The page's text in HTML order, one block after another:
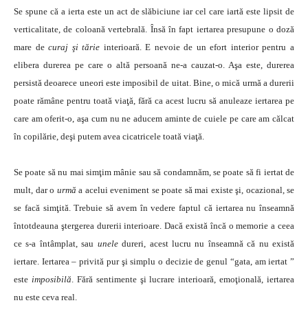
Se spune că a ierta este un act de slăbiciune iar cel care iartă este lipsit de
verticalitate, de coloană vertebrală. Însă în fapt iertarea presupune o doză
mare decuraj şi tărie interioară. E nevoie de un efort interior pentru a
elibera durerea pe care o altă persoană ne-a cauzat-o. Aşa este, durerea
persistă deoarece uneori este imposibil de uitat. Bine, o mică urmă a durerii
poate rămâne pentru toată viaţă, fără ca acest lucru să anuleaze iertarea pe
care am oferit-o, aşa cum nu ne aducem aminte de cuiele pe care am călcat
în copilărie, deşi putem avea cicatricele toată viaţă.
Se poate să nu mai simţim mânie sau să condamnăm, se poate să fi iertat de
mult, dar o urmă a acelui eveniment se poate să mai existe şi, ocazional, se
se facă simţită. Trebuie să avem în vedere faptul că iertarea nu înseamnă
întotdeauna ştergerea durerii interioare. Dacă există încă o memorie a ceea
ce s-a întâmplat, sau uneledureri, acest lucru nu înseamnă că nu există
iertare. Iertarea – privită pur şi simplu o decizie de genul “gata, am iertat ”
este imposibilă. Fără sentimente şi lucrare interioară, emoţională, iertarea
nu este ceva real.